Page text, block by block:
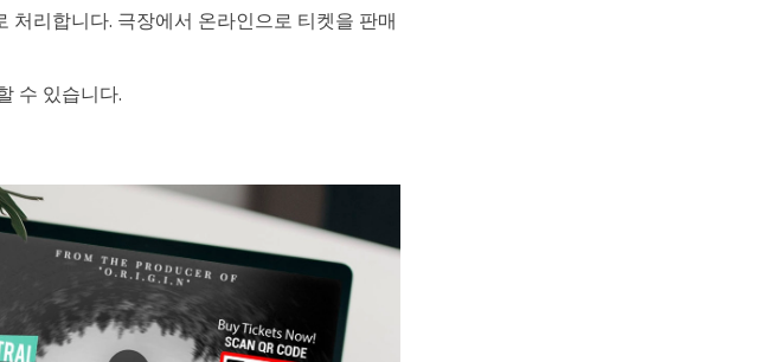
리합니다. 극장에서 온라인으로 티켓을 판매
수 있습니다.